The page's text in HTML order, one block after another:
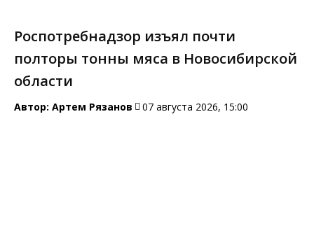
Роспотребнадзор изъял почти
полторы тонны мяса в Новосибирской
области
Автор: Артем Рязанов 07 августа 2026, 15:00